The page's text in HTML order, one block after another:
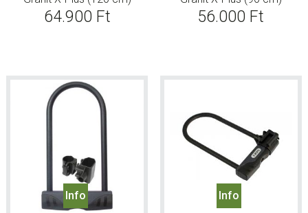
64.900 Ft 56.000 Ft
Info Info